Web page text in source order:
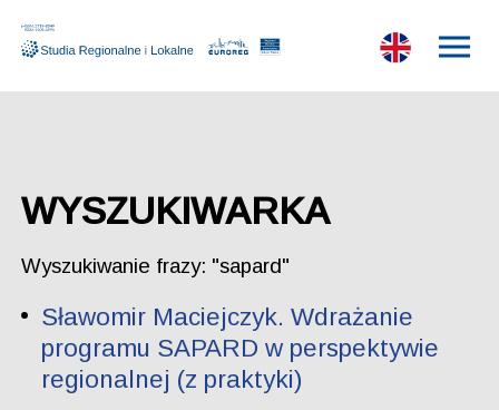
WYSZUKIWARKA
Wyszukiwanie frazy: "sapard"
Sławomir Maciejczyk. Wdrażanie
programu SAPARD w perspektywie
regionalnej (z praktyki)